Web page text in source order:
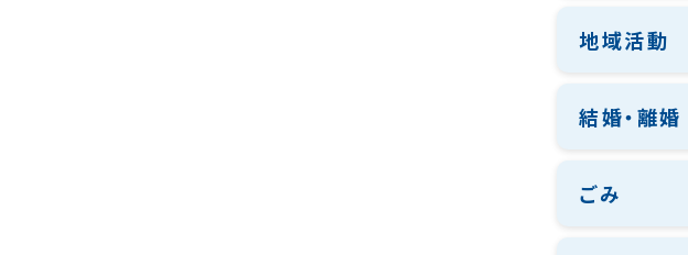
地域活動
結婚・離婚
ごみ